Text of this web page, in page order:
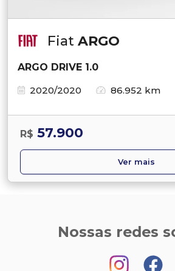
Fiat ARGO
ARGO DRIVE 1.0
2020/2020
86.952 km
R$ 57.900
Ver mais
Nossas redes